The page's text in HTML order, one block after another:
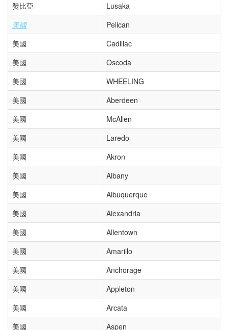
赞比亞
Lusaka
美國
Pelican
美國
Cadillac
美國
Oscoda
美國
WHEELING
美國
Aberdeen
美國
McAllen
美國
Laredo
美國
Akron
美國
Albany
美國
Albuquerque
美國
Alexandria
美國
Allentown
美國
Amarillo
美國
Anchorage
美國
Appleton
美國
Arcata
美國
Aspen